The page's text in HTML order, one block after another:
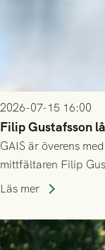
2026-07-15 16:00
Filip Gustafsson
GAIS är överens
mittfältaren Filip
säsongen 2026.
Läs mer